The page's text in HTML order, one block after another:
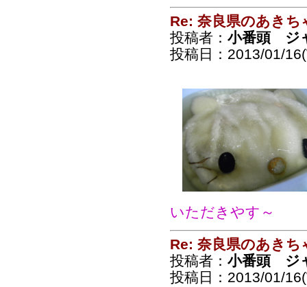
Re: 奈良県のあきち
投稿者： 小番頭 ジ
投稿日：2013/01/
いただきやす～
Re: 奈良県のあきち
投稿者： 小番頭 ジ
投稿日：2013/01/